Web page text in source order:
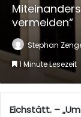
vermeiden“
Stephan
1 Minute Lesezeit
Eichstätt. –